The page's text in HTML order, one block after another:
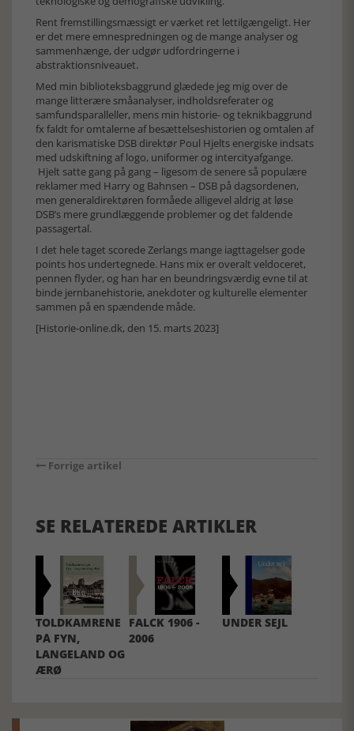
Rent fremstillingsmæssigt er værket ret lettilgængeligt. Her
er det mere emnespredningen og de mange analyser og
sammenhænge, der udgør udfordringerne i
abstraktionsniveauet.
Med min biblioteksbaggrund glædede jeg mig over de
mange litterære småanalyser, indholdsreferater og
samfundsparalleller, mens min historie- og teknikbaggrund
fx faldt for omtalerne af besættelseshistorien og omtalen af
den karismatiske DSB direktør Poul Hjelts energiske indsats
med udskiftning af logo, uniformer og intercityafgange.
Hjelt satte gang på gang – ligesom de senere så populære
reklamer med Harry og Bahnsen – DSB på dagsordenen,
men generaldirektøren formåede alligevel aldrig at løse
DSB’s mere grundlæggende problemer og det faldende
passagertal.
I det hele taget scorede Zerlangs mange iagttagelser gode
points hos undertegnede. Hans mix er overalt veldoceret,
pennen flyder, og han har en beundringsværdig evne til at
binde jernbanehistorie, anekdoter og kulturelle elementer
sammen på en spændende måde.
[Historie-online.dk, den 15. marts 2023]
Forrige artikel
SE RELATEREDE ARTIKLER
TOLDKAMRENE
PÅ FYN,
LANGELAND OG
ÆRØ
FALCK 1906 -
2006
UNDER SEJL